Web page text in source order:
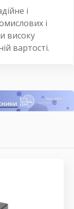
і
і
високу
вартості.